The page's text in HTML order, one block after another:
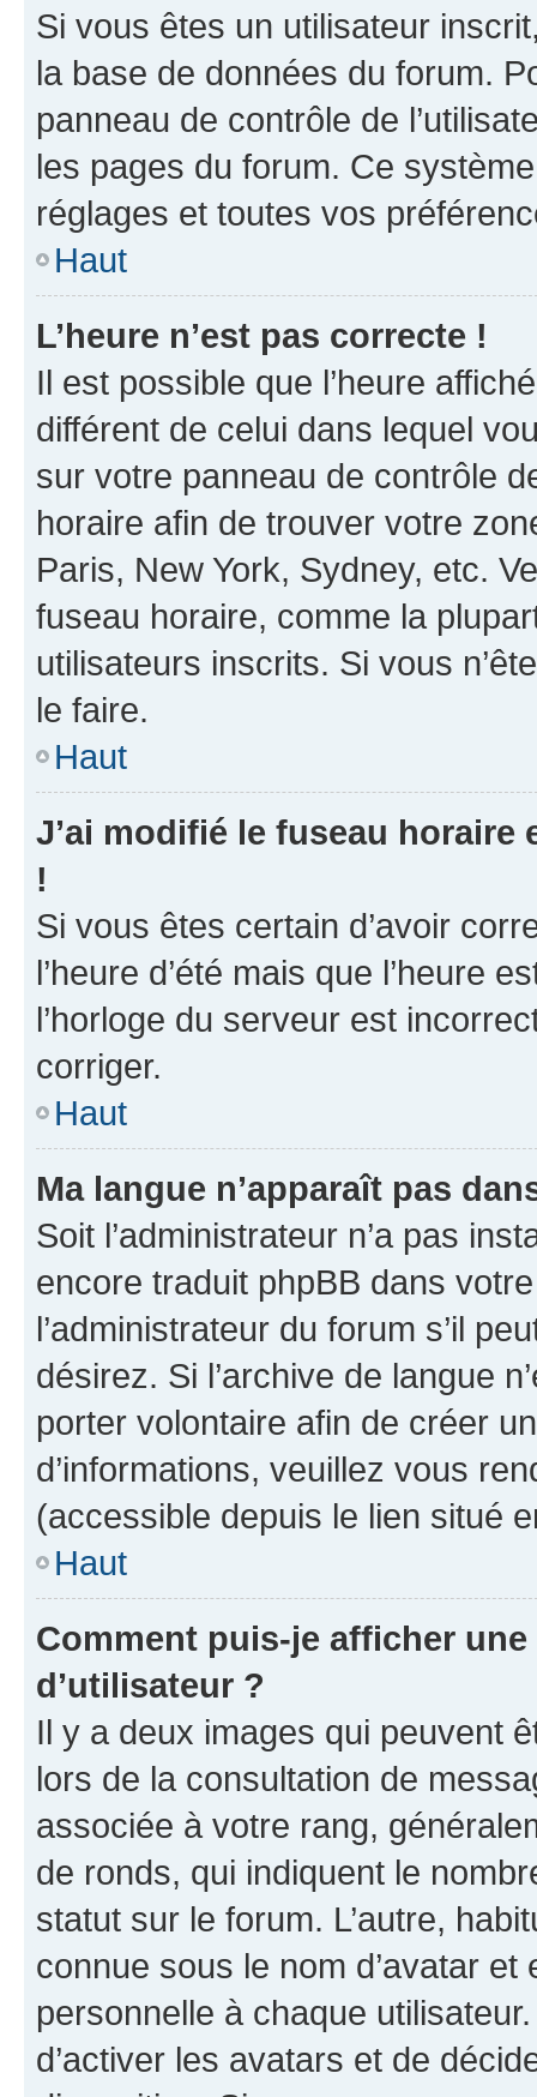
Si vous êtes un utilisateur
la base de données du forum.
panneau de contrôle de
les pages du forum. Ce
réglages et toutes vos
Haut
L’heure n’est pas correcte !
Il est possible que l’heure
différent de celui dans lequel
sur votre panneau de contrôle
horaire afin de trouver votre
Paris, New York, Sydney, etc.
fuseau horaire, comme la
utilisateurs inscrits. Si vous
le faire.
Haut
J’ai modifié le fuseau horaire
!
Si vous êtes certain d’avoir
l’heure d’été mais que l’heure
l’horloge du serveur est
corriger.
Haut
Ma langue n’apparaît pas
Soit l’administrateur n’a pas
encore traduit phpBB dans
l’administrateur du forum s’il
désirez. Si l’archive de langue
porter volontaire afin de créer
d’informations, veuillez vous
(accessible depuis le lien situé
Haut
Comment puis-je afficher
d’utilisateur ?
Il y a deux images qui peuvent
lors de la consultation de
associée à votre rang,
de ronds, qui indiquent le
statut sur le forum. L’autre,
connue sous le nom d’avatar
personnelle à chaque
d’activer les avatars et de